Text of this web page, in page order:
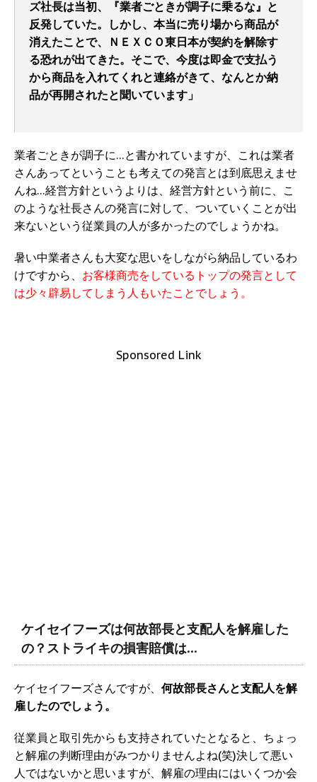
ズ社長は当初、『業者ごときが調子に乗るな』と
反発していた。しかし、本当に売り場から商品が
消えたことで、ＮＥＸＣＯ東日本が契約を解除す
る恐れが出てきた。そこで、今度は即金で支払う
から商品を入れてくれと連絡がきて、なんとか納
品が再開されたと聞いています」
業者ごときが調子に…と書かれていますが、これは業者
さんあってということも考えての発言とは到底思えませ
んね…経営方針というよりは、経営方針という前に、こ
のような社長さんの発言に対して、ついていくことが出
来ないという従業員の人が多かったのでしょうかね。
暑い中業者さんも大変な思いをしながら納品しているわ
けですから、 お客様商売をしているトップの発言として
は少々辟易してしまう人もいたことでしょう。
Sponsored Link
ケイセイフーズは何故部長と支配人を解雇した
の？ストライキの損害賠償は…
ケイセイフーズさんですが、 何故部長さんと支配人を解
雇したのでしょう。
従業員と取引先からも支持されていたとなると、ちょっ
と解雇の判断理由がみつかりませんよね(笑)決して悪い
人ではないかと思いますが、解雇の理由にはいくつか会